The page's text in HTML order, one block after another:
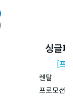
싱글
[프
렌탈
프로모션